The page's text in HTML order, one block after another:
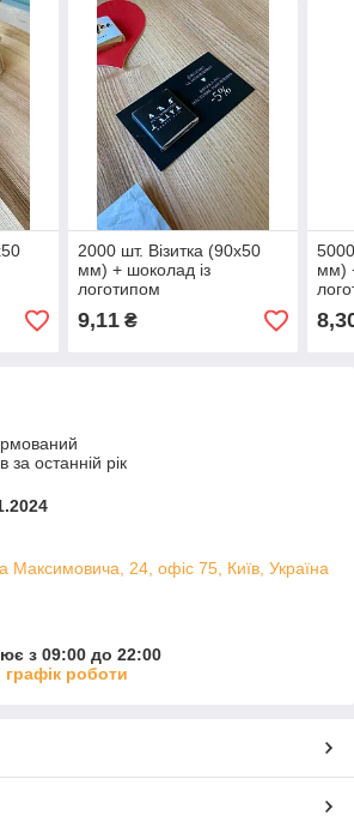
2000 шт. Візитка (90х50
мм) + шоколад із
логотипом
9,11₴
мм)
за останній рік
Максимовича, 24, офіс 75, Київ, Україна
з 09:00 до 22:00
роботи